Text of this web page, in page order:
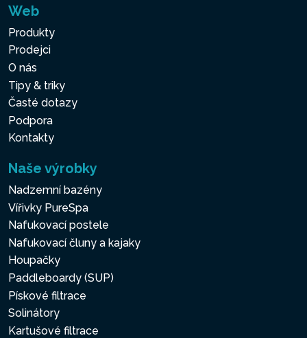
Web
Produkty
Prodejci
O nás
Tipy & triky
Časté dotazy
Podpora
Kontakty
Naše výrobky
Nadzemní bazény
Vířivky PureSpa
Nafukovací postele
Nafukovací čluny a kajaky
Houpačky
Paddleboardy (SUP)
Pískové filtrace
Solinátory
Kartušové filtrace